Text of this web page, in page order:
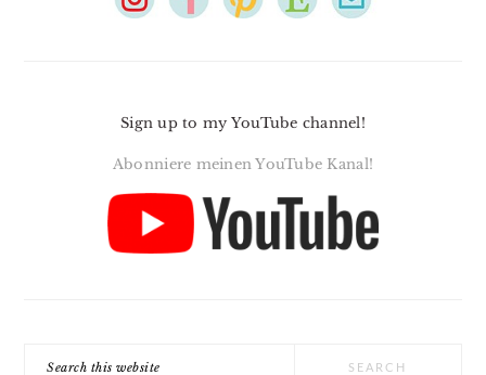
Sign up to my YouTube channel!
Abonniere meinen YouTube Kanal!